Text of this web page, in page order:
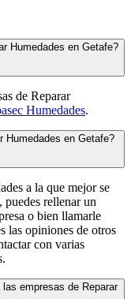
Humedades en Getafe?
de Reparar
Humedades.
Humedades en Getafe?
a la que mejor se
puedes rellenar un
o bien llamarle
las opiniones de otros
con varias
empresas de Reparar